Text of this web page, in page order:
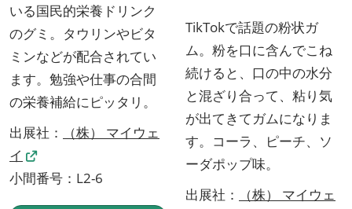
いる国民的栄養ドリンク
のグミ。タウリンやビタ
ミンなどが配合されてい
ます。勉強や仕事の合間
の栄養補給にピッタリ。
出展社：
（株） マイウェ
イ
小間番号：L2-6
TikTokで話題の粉状ガ
ム。粉を口に含んでこね
続けると、口の中の水分
と混ざり合って、粘り気
が出てきてガムになりま
す。コーラ、ピーチ、ソ
ーダポップ味。
出展社：
（株） マイウェ